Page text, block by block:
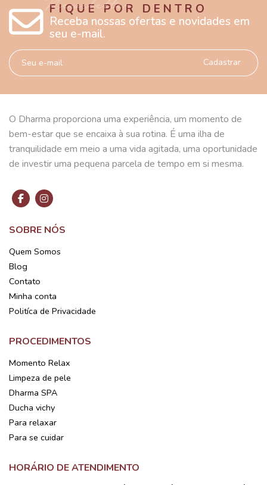
FIQUE POR DENTRO
Receba nossas ofertas e novidades em
seu e-mail.
Cadastrar
O Dharma proporciona uma experiência, um momento de
bem-estar que se encaixa à sua rotina. É uma ilha de
tranquilidade em meio a uma vida agitada, uma oportunidade
de investir uma pequena parcela de tempo em si mesma.
SOBRE NÓS
Quem Somos
Blog
Contato
Minha conta
Politíca de Privacidade
PROCEDIMENTOS
Momento Relax
Limpeza de pele
Dharma SPA
Ducha vichy
Para relaxar
Para se cuidar
HORÁRIO DE ATENDIMENTO